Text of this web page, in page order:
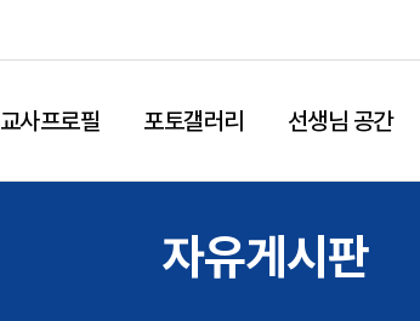
교사프로필 포토갤러리 선생님 공간
자유게시판